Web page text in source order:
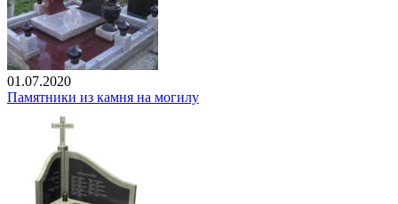
01.07.2020
Памятники из камня на могилу